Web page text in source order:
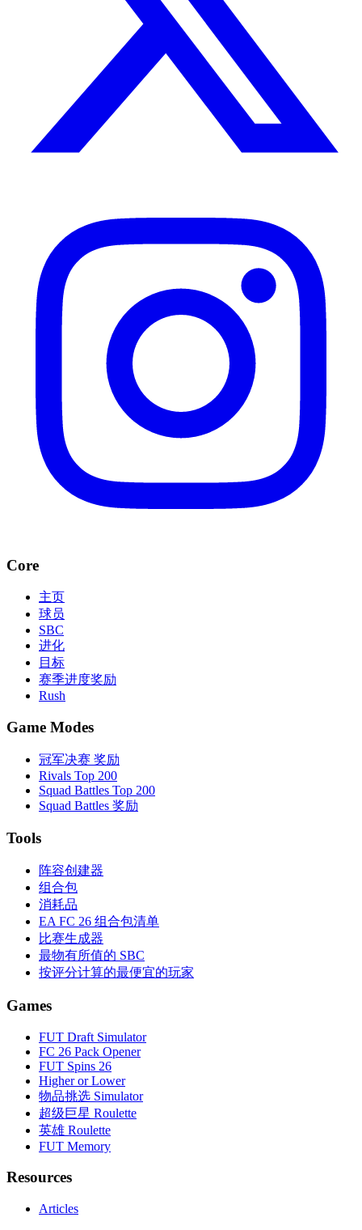
Core
主页
球员
SBC
进化
目标
赛季进度奖励
Rush
Game Modes
冠军决赛 奖励
Rivals Top 200
Squad Battles Top 200
Squad Battles 奖励
Tools
阵容创建器
组合包
消耗品
EA FC 26 组合包清单
比赛生成器
最物有所值的 SBC
按评分计算的最便宜的玩家
Games
FUT Draft Simulator
FC 26 Pack Opener
FUT Spins 26
Higher or Lower
物品挑选 Simulator
超级巨星 Roulette
英雄 Roulette
FUT Memory
Resources
Articles